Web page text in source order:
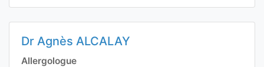
Dr Agnès ALCALAY
Allergologue